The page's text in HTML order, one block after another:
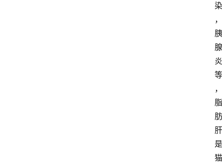
染
，
胰
腺
炎
等
，
脂
肪
肝
是
猫